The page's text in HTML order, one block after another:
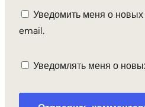
Уведомить меня о
email.
Уведомлять меня о